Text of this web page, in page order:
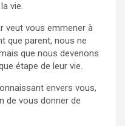
vie.
veut vous emmener à
que parent, nous ne
que nous devenons
étape de leur vie.
envers vous,
de vous donner de